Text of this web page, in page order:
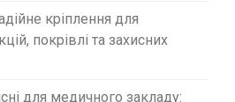
кріплення для
покрівлі та захисних
для медичного закладу: